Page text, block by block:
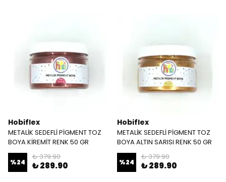
Hobiflex
METALİK SEDEFLİ PİGMENT TOZ
BOYA KİREMİT RENK 50 GR
%24
₺ 379.90
₺ 289.90
Hobiflex
METALİK SEDEFLİ PİGMENT TOZ
BOYA ALTIN SARISI RENK 50 GR
%24
₺ 379.90
₺ 289.90